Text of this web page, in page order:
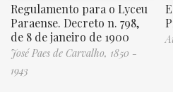
Regulamento para o Lyceu
Paraense. Decreto n. 798,
de 8 de janeiro de 1900
José Paes de Carvalho, 1850 -
1943